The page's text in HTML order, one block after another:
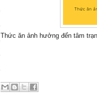
Thức ăn ảnh hưởng đến tâm